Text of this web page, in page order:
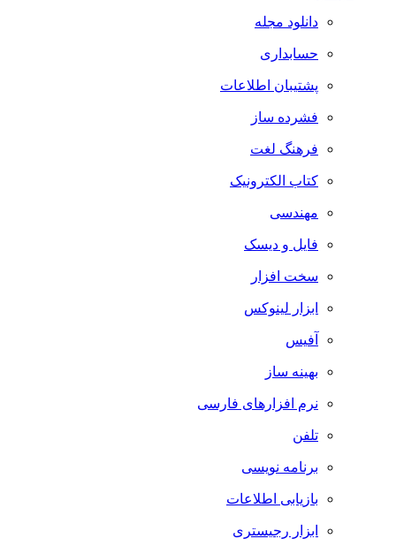
دانلود مجله
حسابداری
پشتیبان اطلاعات
فشرده ساز
فرهنگ لغت
کتاب الکترونیک
مهندسی
فایل و دیسک
سخت افزار
ابزار لینوکس
آفیس
بهینه ساز
نرم افزارهای فارسی
تلفن
برنامه نویسی
بازیابی اطلاعات
ابزار رجیستری